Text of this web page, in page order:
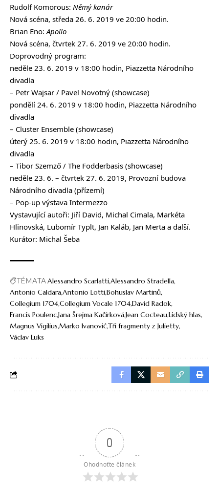
Rudolf Komorous: Němý kanár
Nová scéna, středa 26. 6. 2019 ve 20:00 hodin.
Brian Eno: Apollo
Nová scéna, čtvrtek 27. 6. 2019 ve 20:00 hodin.
Doprovodný program:
neděle 23. 6. 2019 v 18:00 hodin, Piazzetta Národního
divadla
– Petr Wajsar / Pavel Novotný (showcase)
pondělí 24. 6. 2019 v 18:00 hodin, Piazzetta Národního
divadla
– Cluster Ensemble (showcase)
úterý 25. 6. 2019 v 18:00 hodin, Piazzetta Národního
divadla
– Tibor Szemző / The Fodderbasis (showcase)
neděle 23. 6. – čtvrtek 27. 6. 2019, Provozní budova
Národního divadla (přízemí)
– Pop-up výstava Intermezzo
Vystavující autoři: Jiří David, Michal Cimala, Markéta
Hlinovská, Lubomír Typlt, Jan Kaláb, Jan Merta a další.
Kurátor: Michal Šeba
TÉMATAAlessandro ScarlattiAlessandro Stradella
Antonio CaldaraAntonio LottiBohuslav Martinů
Collegium 1704Collegium Vocale 1704David Radok
Francis PoulencJana Šrejma KačírkováJean CocteauLidský hlas
Magnus Vigilius Marko IvanovićTři fragmenty z Julietty
Václav Luks
0
Ohodnoťte článek